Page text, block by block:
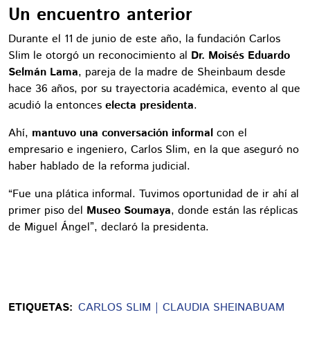
Un encuentro anterior
Durante el 11 de junio de este año, la fundación Carlos
Slim le otorgó un reconocimiento al Dr. Moisés Eduardo
Selmán Lama, pareja de la madre de Sheinbaum desde
hace 36 años, por su trayectoria académica, evento al que
acudió la entonces electa presidenta.
Ahí, mantuvo una conversación informal con el
empresario e ingeniero, Carlos Slim, en la que aseguró no
haber hablado de la reforma judicial.
“Fue una plática informal. Tuvimos oportunidad de ir ahí al
primer piso del Museo Soumaya, donde están las réplicas
de Miguel Ángel”, declaró la presidenta.
ETIQUETAS: CARLOS SLIM CLAUDIA SHEINABUAM